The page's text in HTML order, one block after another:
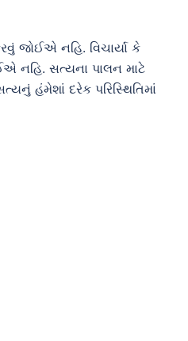
જોઈએ નહિ. વિચાર્યા કે
નહિ. સત્યના પાલન માટે
હંમેશાં દરેક પરિસ્થિતિમાં